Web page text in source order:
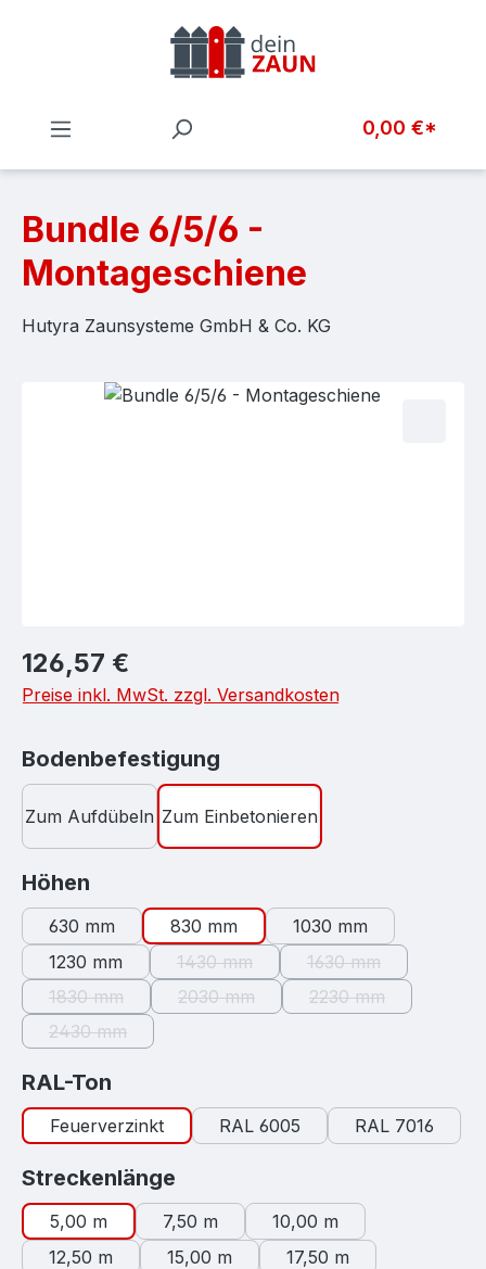
Zum Hauptinhalt springen
0,00 €*
Bundle 6/5/6 -
Montageschiene
Hutyra Zaunsysteme GmbH & Co. KG
Bildergalerie überspringen
Regulärer Preis:
126,57 €
Preise inkl. MwSt. zzgl. Versandkosten
Bodenbefestigung
Zum Aufdübeln Zum Einbetonieren
Höhen
630 mm 830 mm
1030 mm
1230 mm
1430 mm
(Diese Option ist zurzeit nicht
1630 mm
(Diese Option ist
1830 mm
(Diese Option ist zurzeit nicht verfügbar.)
2030 mm
(Diese Option ist zurzeit nicht
2230 mm
(Diese Option ist
2430 mm
(Diese Option ist zurzeit nicht verfügbar.)
RAL-Ton
Feuerverzinkt RAL 6005 RAL 7016
Streckenlänge
5,00 m 7,50 m
10,00 m
12,50 m
15,00 m
17,50 m